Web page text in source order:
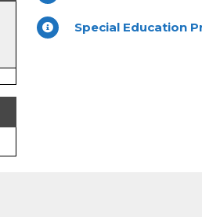
Special Education